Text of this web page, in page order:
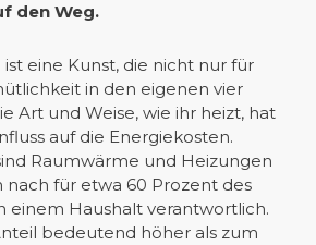
den Weg.
eine Kunst, die nicht nur für
in den eigenen vier
Art und Weise, wie ihr heizt, hat
auf die Energiekosten.
Raumwärme und Heizungen
für etwa 60 Prozent des
einem Haushalt verantwortlich.
bedeutend höher als zum